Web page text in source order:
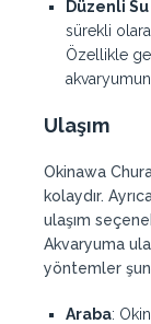
Düzenli
sürekli
Özellikle
akvaryumun
Ulaşım
Okinawa
kolaydır.
ulaşım
Akvaryuma
yöntemler
Araba: